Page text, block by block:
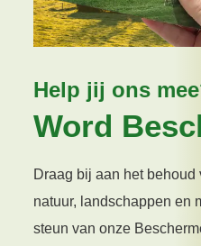
Help jij ons
Word
Draag bij aan het
natuur, landschappen en
steun van onze